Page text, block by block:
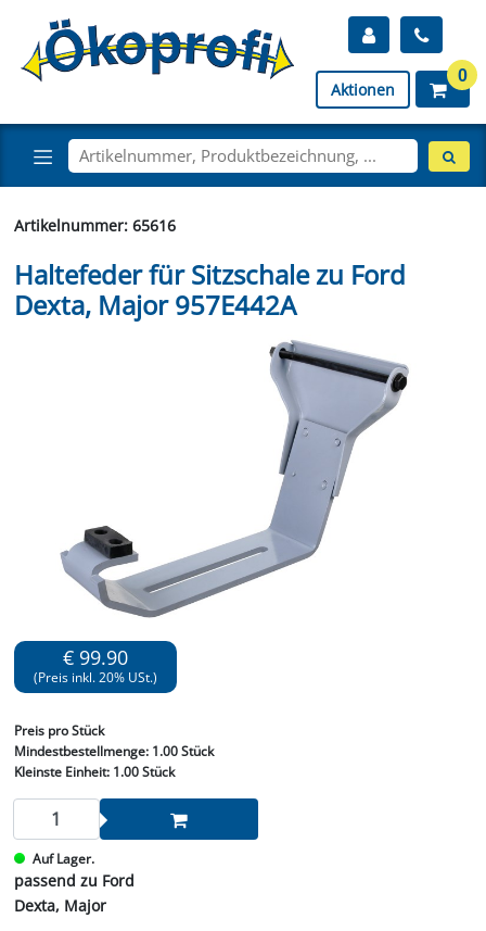
Aktionen
0
Artikelnummer: 65616
Haltefeder für Sitzschale zu Ford
Dexta, Major 957E442A
€ 99.90
(Preis inkl. 20% USt.)
Preis pro Stück
Mindestbestellmenge: 1.00 Stück
Kleinste Einheit:1.00 Stück
Auf Lager.
passend zu Ford
Dexta, Major